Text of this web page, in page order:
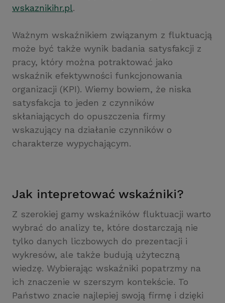
wskaznikihr.pl.
Ważnym wskaźnikiem związanym z fluktuacją
może być także wynik badania satysfakcji z
pracy, który można potraktować jako
wskaźnik efektywności funkcjonowania
organizacji (KPI). Wiemy bowiem, że niska
satysfakcja to jeden z czynników
skłaniających do opuszczenia firmy
wskazujący na działanie czynników o
charakterze wypychającym.
Jak intepretować wskaźniki?
Z szerokiej gamy wskaźników fluktuacji warto
wybrać do analizy te, które dostarczają nie
tylko danych liczbowych do prezentacji i
wykresów, ale także budują użyteczną
wiedzę. Wybierając wskaźniki popatrzmy na
ich znaczenie w szerszym kontekście. To
Państwo znacie najlepiej swoją firmę i dzięki